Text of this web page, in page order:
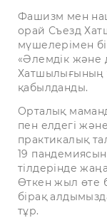
Фашизм мен
орай Съезд
мүшелерімен
«Әлемдік және
Хатшылығының
қабылданды.
Орталық
пен елдегі
практикалық
19
тілдерінде
Өткен жыл өте
бірақ
тұр.